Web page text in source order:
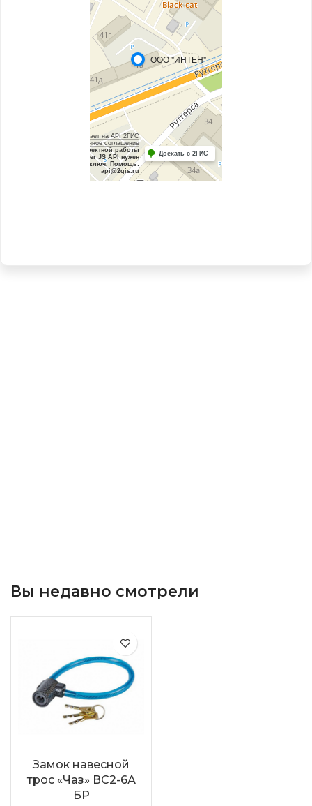
Вы недавно смотрели
Замок навесной
трос «Чаз» ВС2-6А
БР